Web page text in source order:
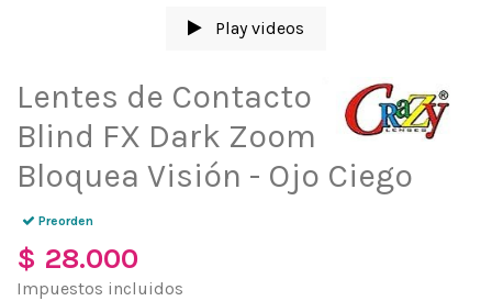
Play videos
Lentes de Contacto
Blind FX Dark Zoom
Bloquea Visión - Ojo Ciego
Preorden
$ 28.000
Impuestos incluidos